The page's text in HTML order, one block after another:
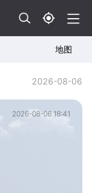
地图
2026-08-06
2026-08-06 18:41